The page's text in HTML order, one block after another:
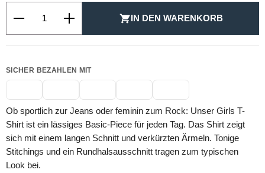
IN DEN WARENKORB
SICHER BEZAHLEN MIT
Ob sportlich zur Jeans oder feminin zum Rock: Unser Girls T-
Shirt ist ein lässiges Basic-Piece für jeden Tag. Das Shirt zeigt
sich mit einem langen Schnitt und verkürzten Ärmeln. Tonige
Stitchings und ein Rundhalsausschnitt tragen zum typischen
Look bei.